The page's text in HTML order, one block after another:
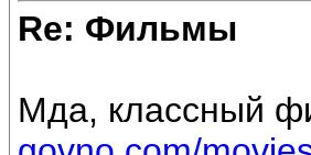
Re: Фильмы
Мда, классный